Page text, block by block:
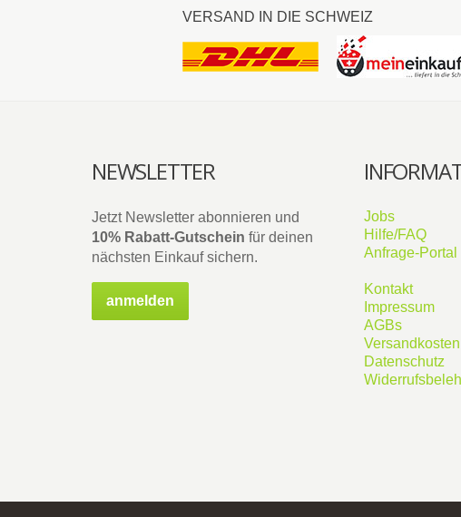
VERSAND IN DIE SCHWEIZ
NEWSLETTER
Jetzt Newsletter abonnieren und
10% Rabatt-Gutschein für deinen
nächsten Einkauf sichern.
anmelden
Jobs
Hilfe/FAQ
Anfrage-Portal
Kontakt
Impressum
AGBs
Versandkosten
Datenschutz